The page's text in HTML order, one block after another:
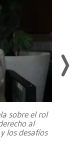
sobre el rol
al
los desafíos